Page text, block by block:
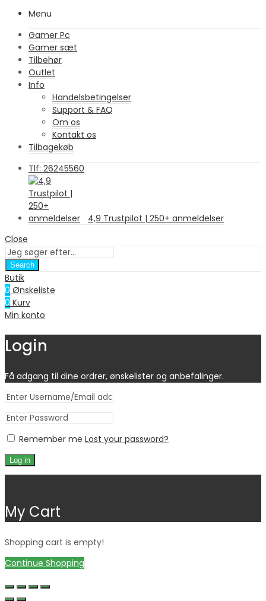
Menu
Gamer Pc
Gamer sæt
Tilbehør
Outlet
Info
Handelsbetingelser
Support & FAQ
Om os
Kontakt os
Tilbagekøb
Tlf: 26245560
4,9 Trustpilot | 250+ anmeldelser
Close
Search
Butik
0 Ønskeliste
0 Kurv
Min konto
Login
Få adgang til dine ordrer, ønskelister og anbefalinger.
Remember me Lost your password?
Log in
My Cart
Shopping cart is empty!
Continue Shopping